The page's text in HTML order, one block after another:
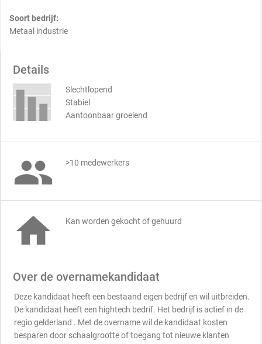
Soort bedrijf:
Metaal industrie
Details
Slechtlopend
Stabiel
Aantoonbaar groeiend
 >10 medewerkers
 Kan worden gekocht of gehuurd
Over de overnamekandidaat
Deze kandidaat heeft een bestaand eigen bedrijf en wil uitbreiden.
De kandidaat heeft een hightech bedrif. Het bedrijf is actief in de
regio gelderland . Met de overname wil de kandidaat kosten
besparen door schaalgrootte of toegang tot nieuwe klanten